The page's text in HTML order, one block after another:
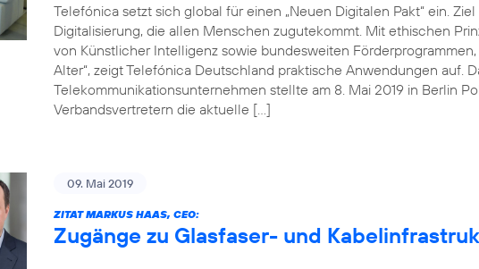
Telefónica setzt sich global für einen „Neuen Digitalen Pakt“ ein.
Digitalisierung, die allen Menschen zugutekommt. Mit ethischen
von Künstlicher Intelligenz sowie bundesweiten
Alter“, zeigt Telefónica Deutschland praktische Anwendungen auf.
Telekommunikationsunternehmen stellte am 8. Mai 2019 in Berlin
Verbandsvertretern die aktuelle […]
09. Mai 2019
ZITAT MARKUS HAAS, CEO:
Zugänge zu Glasfaser- und